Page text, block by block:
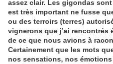
assez clair. Les gigondas
est très important ne fusse
ou des terroirs (terres)
vignerons que j’ai rencontrés
de ce que nous avions à
Certainement que les mots
nos sensations, nos